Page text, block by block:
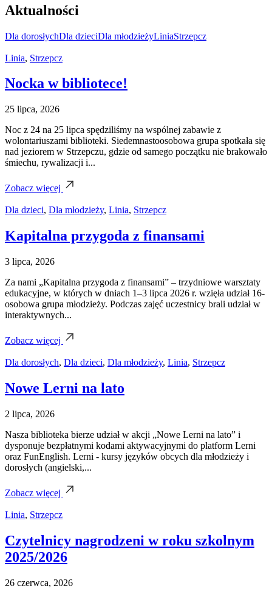
Aktualności
Dla dorosłychDla dzieciDla młodzieżyLiniaStrzepcz
Linia, Strzepcz
Nocka w bibliotece!
25 lipca, 2026
Noc z 24 na 25 lipca spędziliśmy na wspólnej zabawie z
wolontariuszami biblioteki. Siedemnastoosobowa grupa spotkała się
nad jeziorem w Strzepczu, gdzie od samego początku nie brakowało
śmiechu, rywalizacji i...
Zobacz więcej
Dla dzieci, Dla młodzieży, Linia, Strzepcz
Kapitalna przygoda z finansami
3 lipca, 2026
Za nami „Kapitalna przygoda z finansami” – trzydniowe warsztaty
edukacyjne, w których w dniach 1–3 lipca 2026 r. wzięła udział 16-
osobowa grupa młodzieży. Podczas zajęć uczestnicy brali udział w
interaktywnych...
Zobacz więcej
Dla dorosłych, Dla dzieci, Dla młodzieży, Linia, Strzepcz
Nowe Lerni na lato
2 lipca, 2026
Nasza biblioteka bierze udział w akcji „Nowe Lerni na lato” i
dysponuje bezpłatnymi kodami aktywacyjnymi do platform Lerni
oraz FunEnglish. Lerni - kursy języków obcych dla młodzieży i
dorosłych (angielski,...
Zobacz więcej
Linia, Strzepcz
Czytelnicy nagrodzeni w roku szkolnym
2025/2026
26 czerwca, 2026